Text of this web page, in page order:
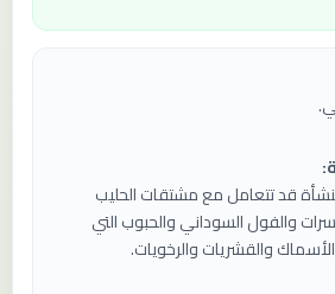
قد تتعامل مع مشتقات الحليب
والفول السوداني والحبوب التي
والقشريات والرخويات.